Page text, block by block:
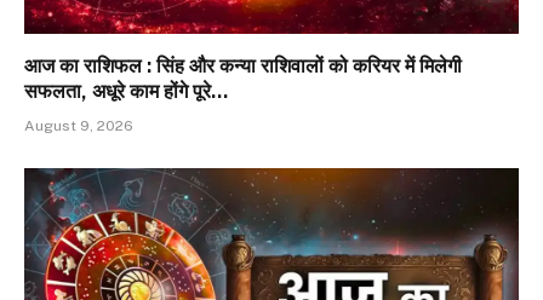
आज का राशिफल : सिंह और कन्या राशिवालों को करियर में मिलेगी
सफलता, अधूरे काम होंगे पूरे…
August 9, 2026